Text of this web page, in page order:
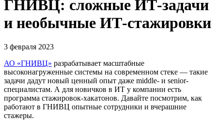
ГНИВЦ: сложные ИТ‑задачи
и необычные ИТ‑стажировки
3 февраля 2023
АО «ГНИВЦ» разрабатывает масштабные
высоконагруженные системы на современном стеке — такие
задачи дадут новый ценный опыт даже middle- и senior-
специалистам. А для новичков в ИТ у компании есть
программа стажировок-хакатонов. Давайте посмотрим, как
работают в ГНИВЦ опытные сотрудники и вчерашние
стажеры.